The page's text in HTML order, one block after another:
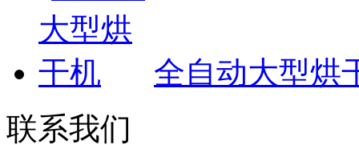
全自动大型烘
联系我们